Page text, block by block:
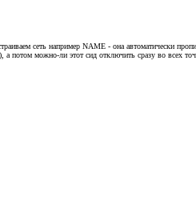
сеть например NAME - она автоматически
можно-ли этот сид отключить сразу во всех